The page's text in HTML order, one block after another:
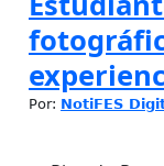
Por: NotiFES